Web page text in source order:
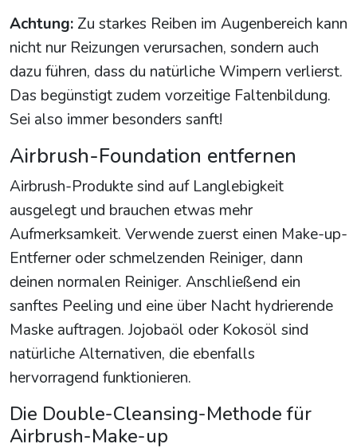
Achtung: Zu starkes Reiben im Augenbereich kann
nicht nur Reizungen verursachen, sondern auch
dazu führen, dass du natürliche Wimpern verlierst.
Das begünstigt zudem vorzeitige Faltenbildung.
Sei also immer besonders sanft!
Airbrush-Foundation entfernen
Airbrush-Produkte sind auf Langlebigkeit
ausgelegt und brauchen etwas mehr
Aufmerksamkeit. Verwende zuerst einen Make-up-
Entferner oder schmelzenden Reiniger, dann
deinen normalen Reiniger. Anschließend ein
sanftes Peeling und eine über Nacht hydrierende
Maske auftragen. Jojobaöl oder Kokosöl sind
natürliche Alternativen, die ebenfalls
hervorragend funktionieren.
Die Double-Cleansing-Methode für
Airbrush-Make-up